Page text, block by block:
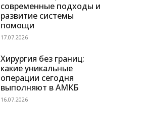
современные подходы и
развитие системы
помощи
17.07.2026
Хирургия без границ:
какие уникальные
операции сегодня
выполняют в АМКБ
16.07.2026